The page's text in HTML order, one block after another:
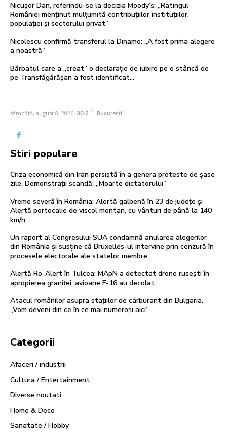
Nicușor Dan, referindu-se la decizia Moody’s: „Ratingul
României menținut mulțumită contribuțiilor instituțiilor,
populației și sectorului privat”
Nicolescu confirmă transferul la Dinamo: „A fost prima alegere
a noastră”
Bărbatul care a „creat” o declarație de iubire pe o stâncă de
pe Transfăgărășan a fost identificat…
sâmbătă, august 8, 2026 30.2 C București
Stiri populare
Criza economică din Iran persistă în a genera proteste de șase
zile. Demonstrații scandă: „Moarte dictatorului”
Vreme severă în România: Alertă galbenă în 23 de județe și
Alertă portocalie de viscol montan, cu vânturi de până la 140
km/h
Un raport al Congresului SUA condamnă anularea alegerilor
din România și susține că Bruxelles-ul intervine prin cenzură în
procesele electorale ale statelor membre.
Alertă Ro-Alert în Tulcea: MApN a detectat drone rusești în
apropierea graniței, avioane F-16 au decolat.
Atacul românilor asupra stațiilor de carburant din Bulgaria.
„Vom deveni din ce în ce mai numeroși aici”
Categorii
Afaceri / industrii
Cultura / Entertainment
Diverse noutati
Home & Deco
Sanatate / Hobby